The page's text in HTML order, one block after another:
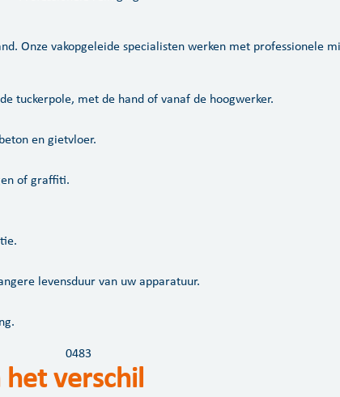
Onze vakopgeleide specialisten werken met professionele
tuckerpole, met de hand of vanaf de hoogwerker.
en gietvloer.
of graffiti.
levensduur van uw apparatuur.
het verschil